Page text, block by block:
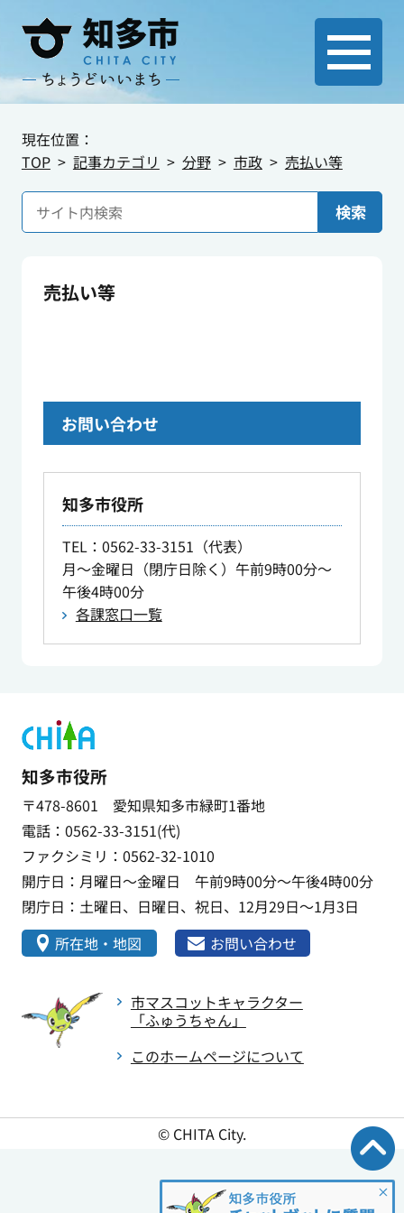
現在位置：
TOP
記事カテゴリ 分野 市政 売払い等
検索
売払い等
お問い合わせ
知多市役所
TEL：0562-33-3151（代表）
月～金曜日（閉庁日除く）午前9時00分～
午後4時00分
各課窓口一覧
知多市役所
〒478-8601 愛知県知多市緑町1番地
電話：0562-33-3151(代)
ファクシミリ：0562-32-1010
開庁日：月曜日～金曜日 午前9時00分～午後4時00分
閉庁日：土曜日、日曜日、祝日、12月29日～1月3日
所在地・地図
お問い合わせ
市マスコットキャラクター
「ふゅうちゃん」
このホームページについて
© CHITA City.